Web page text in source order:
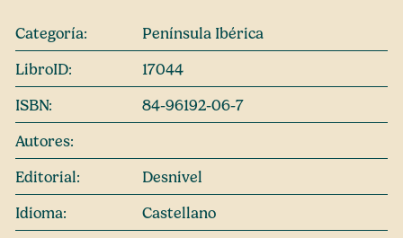
Categoría:
Península Ibérica
LibroID:
17044
ISBN:
84-96192-06-7
Autores:
Editorial:
Desnivel
Idioma:
Castellano